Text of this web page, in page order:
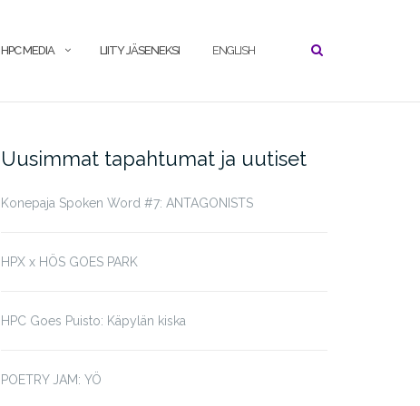
HPC MEDIA LIITY JÄSENEKSI ENGLISH
Uusimmat tapahtumat ja uutiset
Konepaja Spoken Word #7: ANTAGONISTS
HPX x HÖS GOES PARK
HPC Goes Puisto: Käpylän kiska
POETRY JAM: YÖ